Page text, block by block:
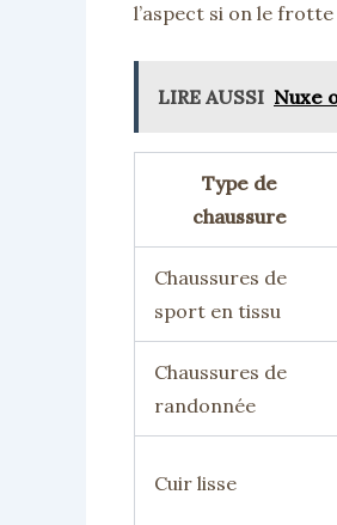
l’aspect si on le
LIRE AUSSI Nuxe
Type de
chaussure
Chaussures de
sport en tissu
Chaussures de
randonnée
Cuir lisse